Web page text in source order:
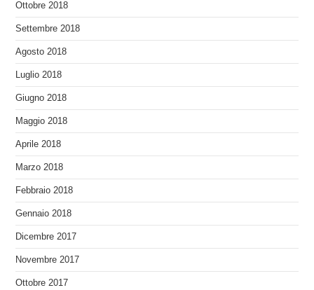
Ottobre 2018
Settembre 2018
Agosto 2018
Luglio 2018
Giugno 2018
Maggio 2018
Aprile 2018
Marzo 2018
Febbraio 2018
Gennaio 2018
Dicembre 2017
Novembre 2017
Ottobre 2017